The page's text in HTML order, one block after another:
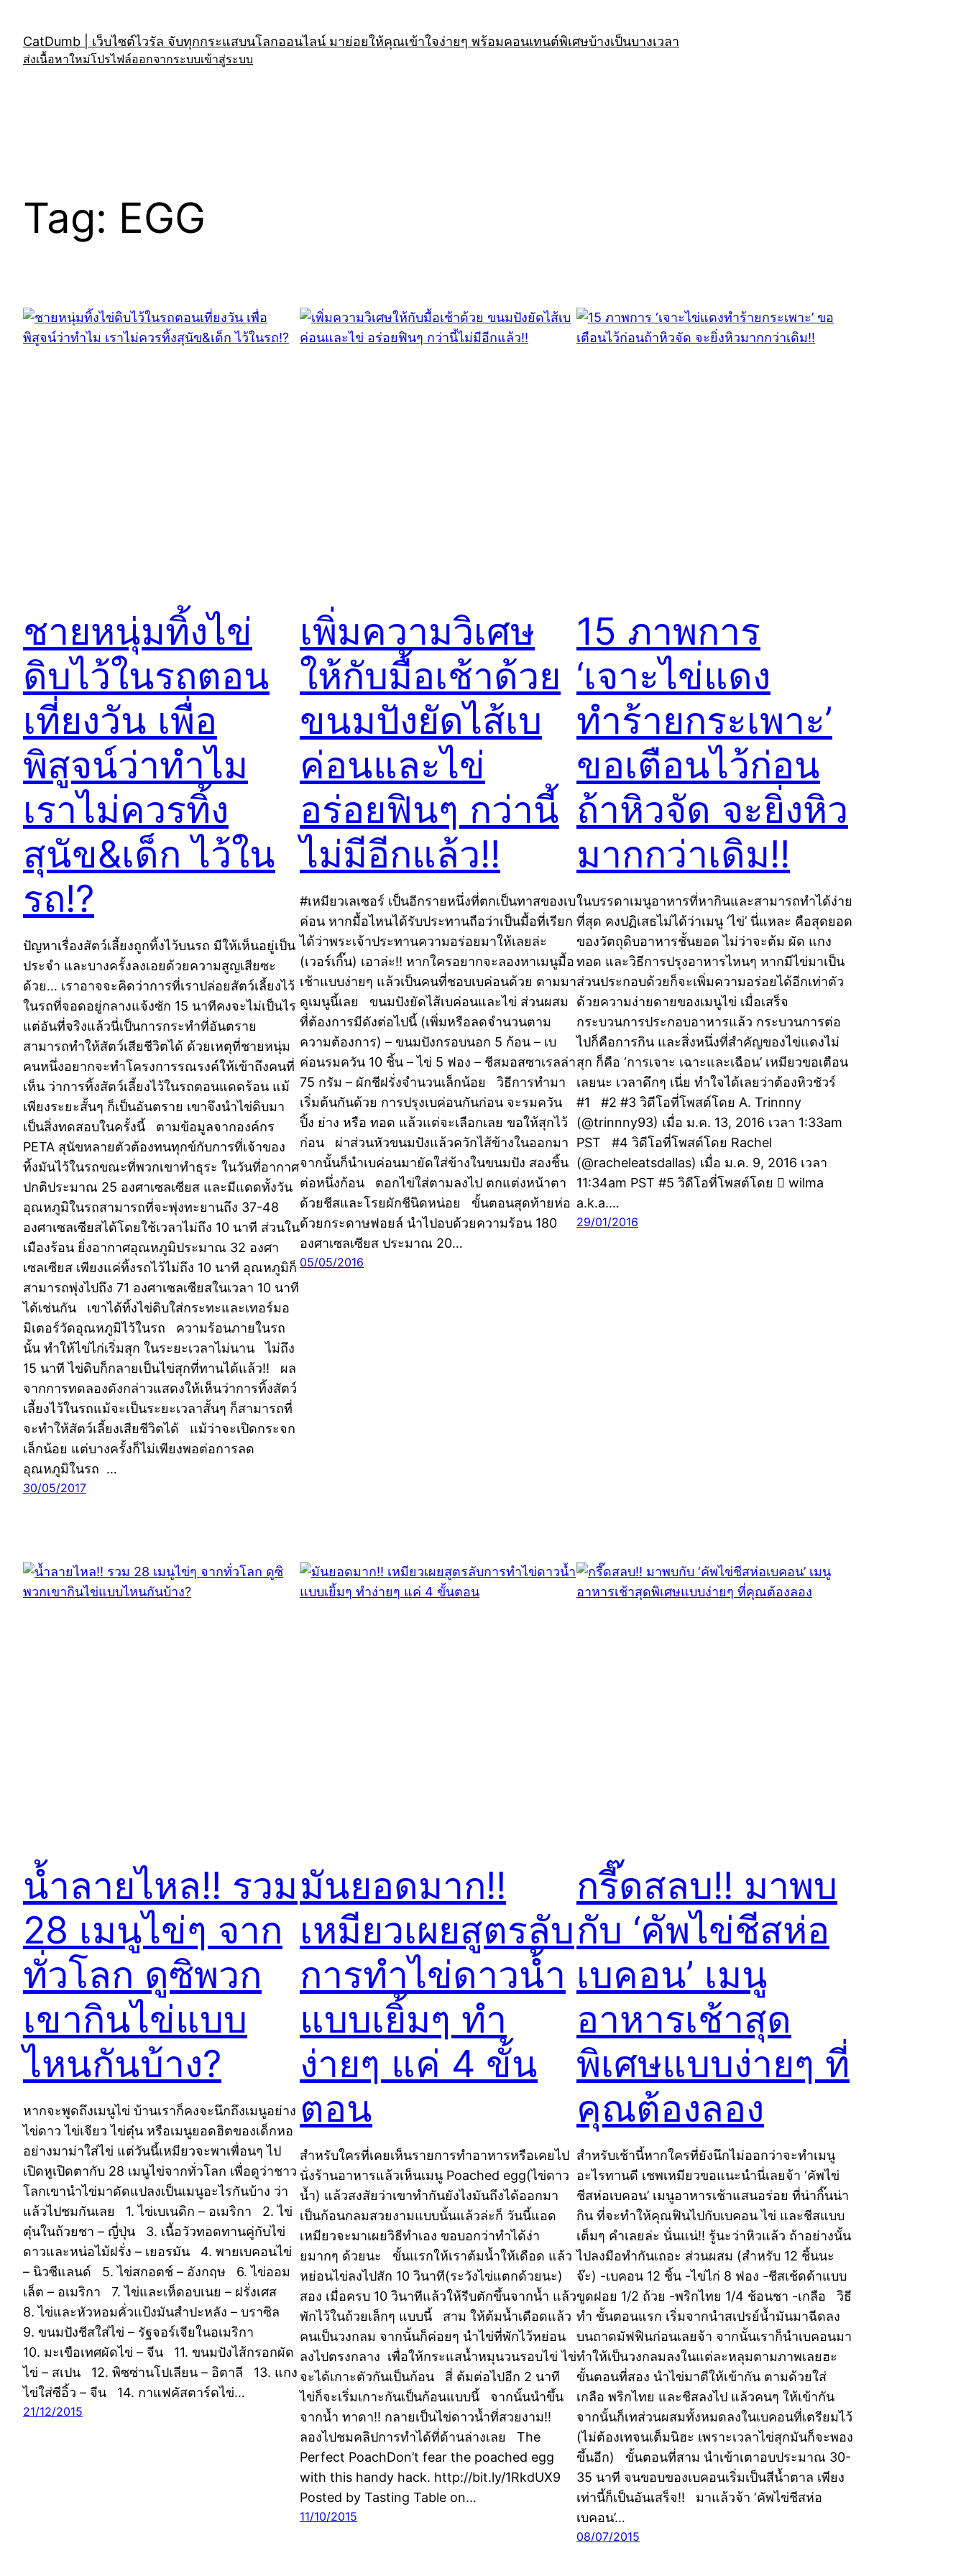
content
CatDumb | เว็บไซต์ไวรัล จับทุกกระแสบนโลกออนไลน์ มาย่อยให้คุณเข้าใจง่ายๆ พร้อมคอนเทนต์พิเศษบ้างเป็นบางเวลา
ส่งเนื้อหาใหม่โปรไฟล์ออกจากระบบเข้าสู่ระบบ
Tag: EGG
ชายหนุ่มทิ้งไข่
ดิบไว้ในรถตอน
เที่ยงวัน เพื่อ
พิสูจน์ว่าทำไม
เราไม่ควรทิ้ง
สุนัข&เด็ก ไว้ใน
รถ!?
ปัญหาเรื่องสัตว์เลี้ยงถูกทิ้งไว้บนรถ มีให้เห็นอยู่เป็น
ประจำ และบางครั้งลงเอยด้วยความสูญเสียซะ
ด้วย… เราอาจจะคิดว่าการที่เราปล่อยสัตว์เลี้ยงไว้
ในรถที่จอดอยู่กลางแจ้งซัก 15 นาทีคงจะไม่เป็นไร
แต่อันที่จริงแล้วนี่เป็นการกระทำที่อันตราย
สามารถทำให้สัตว์เสียชีวิตได้ ด้วยเหตุที่ชายหนุ่ม
คนหนึ่งอยากจะทำโครงการรณรงค์ให้เข้าถึงคนที่
เห็น ว่าการทิ้งสัตว์เลี้ยงไว้ในรถตอนแดดร้อน แม้
เพียงระยะสั้นๆ ก็เป็นอันตราย เขาจึงนำไข่ดิบมา
เป็นสิ่งทดสอบในครั้งนี้ ตามข้อมูลจากองค์กร
PETA สุนัขหลายตัวต้องทนทุกข์กับการที่เจ้าของ
ทิ้งมันไว้ในรถขณะที่พวกเขาทำธุระ ในวันที่อากาศ
ปกติประมาณ 25 องศาเซลเซียส และมีแดดทั้งวัน
อุณหภูมิในรถสามารถที่จะพุ่งทะยานถึง 37-48
องศาเซลเซียสได้โดยใช้เวลาไม่ถึง 10 นาที ส่วนใน
เมืองร้อน ยิ่งอากาศอุณหภูมิประมาณ 32 องศา
เซลเซียส เพียงแค่ทิ้งรถไว้ไม่ถึง 10 นาที อุณหภูมิก็
สามารถพุ่งไปถึง 71 องศาเซลเซียสในเวลา 10 นาที
ได้เช่นกัน เขาได้ทิ้งไข่ดิบใส่กระทะและเทอร์มอ
มิเตอร์วัดอุณหภูมิไว้ในรถ ความร้อนภายในรถ
นั้น ทำให้ไข่ไก่เริ่มสุก ในระยะเวลาไม่นาน ไม่ถึง
15 นาที ไข่ดิบก็กลายเป็นไข่สุกที่ทานได้แล้ว!! ผล
จากการทดลองดังกล่าวแสดงให้เห็นว่าการทิ้งสัตว์
เลี้ยงไว้ในรถแม้จะเป็นระยะเวลาสั้นๆ ก็สามารถที่
จะทำให้สัตว์เลี้ยงเสียชีวิตได้ แม้ว่าจะเปิดกระจก
เล็กน้อย แต่บางครั้งก็ไม่เพียงพอต่อการลด
อุณหภูมิในรถ …
30/05/2017
เพิ่มความวิเศษ
ให้กับมื้อเช้าด้วย
ขนมปังยัดไส้เบ
ค่อนและไข่
อร่อยฟินๆ กว่านี้
ไม่มีอีกแล้ว!!
#เหมียวเลเซอร์ เป็นอีกรายหนึ่งที่ตกเป็นทาสของเบ
ค่อน หากมื้อไหนได้รับประทานถือว่าเป็นมื้อที่เรียก
ได้ว่าพระเจ้าประทานความอร่อยมาให้เลยล่ะ
(เวอร์เกิ๊น) เอาล่ะ!! หากใครอยากจะลองหาเมนูมื้อ
เช้าแบบง่ายๆ แล้วเป็นคนที่ชอบเบค่อนด้วย ตามมา
ดูเมนูนี้เลย ขนมปังยัดไส้เบค่อนและไข่ ส่วนผสม
ที่ต้องการมีดังต่อไปนี้ (เพิ่มหรือลดจำนวนตาม
ความต้องการ) – ขนมปังกรอบนอก 5 ก้อน – เบ
ค่อนรมควัน 10 ชิ้น – ไข่ 5 ฟอง – ชีสมอสซาเรลล่า
75 กรัม – ผักชีฝรั่งจำนวนเล็กน้อย วิธีการทำมา
เริ่มต้นกันด้วย การปรุงเบค่อนกันก่อน จะรมควัน
ปิ้ง ย่าง หรือ ทอด แล้วแต่จะเลือกเลย ขอให้สุกไว้
ก่อน ผ่าส่วนหัวขนมปังแล้วควักไส้ข้างในออกมา
จากนั้นก็นำเบค่อนมายัดใส่ข้างในขนมปัง สองชิ้น
ต่อหนึ่งก้อน ตอกไข่ใส่ตามลงไป ตกแต่งหน้าตา
ด้วยชีสและโรยผักชีนิดหน่อย ขั้นตอนสุดท้ายห่อ
ด้วยกระดาษฟอยล์ นำไปอบด้วยความร้อน 180
องศาเซลเซียส ประมาณ 20…
05/05/2016
15 ภาพการ
‘เจาะไข่แดง
ทำร้ายกระเพาะ’
ขอเตือนไว้ก่อน
ถ้าหิวจัด จะยิ่งหิว
มากกว่าเดิม!!
ในบรรดาเมนูอาหารที่หากินและสามารถทำได้ง่าย
ที่สุด คงปฏิเสธไม่ได้ว่าเมนู ‘ไข่’ นี่แหละ คือสุดยอด
ของวัตถุดิบอาหารชั้นยอด ไม่ว่าจะต้ม ผัด แกง
ทอด และวิธีการปรุงอาหารไหนๆ หากมีไข่มาเป็น
ส่วนประกอบด้วยก็จะเพิ่มความอร่อยได้อีกเท่าตัว
ด้วยความง่ายดายของเมนูไข่ เมื่อเสร็จ
กระบวนการประกอบอาหารแล้ว กระบวนการต่อ
ไปก็คือการกิน และสิ่งหนึ่งที่สำคัญของไข่แดงไม่
สุก ก็คือ ‘การเจาะ เฉาะและเฉือน’ เหมียวขอเตือน
เลยนะ เวลาดึกๆ เนี่ย ทำใจได้เลยว่าต้องหิวชัวร์
#1 #2 #3 วิดีโอที่โพสต์โดย A. Trinnny
(@trinnny93) เมื่อ ม.ค. 13, 2016 เวลา 1:33am
PST #4 วิดีโอที่โพสต์โดย Rachel
(@racheleatsdallas) เมื่อ ม.ค. 9, 2016 เวลา
11:34am PST #5 วิดีโอที่โพสต์โดย  wilma
a.k.a.…
29/01/2016
น้ำลายไหล!! รวม
28 เมนูไข่ๆ จาก
ทั่วโลก ดูซิพวก
เขากินไข่แบบ
ไหนกันบ้าง?
หากจะพูดถึงเมนูไข่ บ้านเราก็คงจะนึกถึงเมนูอย่าง
ไข่ดาว ไข่เจียว ไข่ตุ๋น หรือเมนูยอดฮิตของเด็กหอ
อย่างมาม่าใส่ไข่ แต่วันนี้เหมียวจะพาเพื่อนๆ ไป
เปิดหูเปิดตากับ 28 เมนูไข่จากทั่วโลก เพื่อดูว่าชาว
โลกเขานำไข่มาดัดแปลงเป็นเมนูอะไรกันบ้าง ว่า
แล้วไปชมกันเลย 1. ไข่เบเนดิก – อเมริกา 2. ไข่
ตุ๋นในถ้วยชา – ญี่ปุ่น 3. เนื้อวัวทอดทานคู่กับไข่
ดาวและหน่อไม้ฝรั่ง – เยอรมัน 4. พายเบคอนไข่
– นิวซีแลนด์ 5. ไข่สกอตช์ – อังกฤษ 6. ไข่ออม
เล็ต – อเมริกา 7. ไข่และเห็ดอบเนย – ฝรั่งเศส
8. ไข่และหัวหอมคั่วแป้งมันสำปะหลัง – บราซิล
9. ขนมปังชีสใส่ไข่ – รัฐจอร์เจียในอเมริกา
10. มะเขือเทศผัดไข่ – จีน 11. ขนมปังไส้กรอกผัด
ไข่ – สเปน 12. พิซซ่านโปเลียน – อิตาลี 13. แกง
ไข่ใส่ซีอิ้ว – จีน 14. กาแฟคัสตาร์ดไข่…
21/12/2015
มันยอดมาก!!
เหมียวเผยสูตรลับ
การทำไข่ดาวน้ำ
แบบเยิ้มๆ ทำ
ง่ายๆ แค่ 4 ขั้น
ตอน
สำหรับใครที่เคยเห็นรายการทำอาหารหรือเคยไป
นั่งร้านอาหารแล้วเห็นเมนู Poached egg(ไข่ดาว
น้ำ) แล้วสงสัยว่าเขาทำกันยังไงมันถึงได้ออกมา
เป็นก้อนกลมสวยงามแบบนั้นแล้วล่ะก็ วันนี้แอด
เหมียวจะมาเผยวิธีทำเอง ขอบอกว่าทำได้ง่า
ยมากๆ ด้วยนะ ขั้นแรกให้เราต้มน้ำให้เดือด แล้ว
หย่อนไข่ลงไปสัก 10 วินาที(ระวังไข่แตกด้วยนะ)
สอง เมื่อครบ 10 วินาทีแล้วให้รีบตักขึ้นจากน้ำ แล้ว
พักไว้ในถ้วยเล็กๆ แบบนี้ สาม ให้ต้มน้ำเดือดแล้ว
คนเป็นวงกลม จากนั้นก็ค่อยๆ นำไข่ที่พักไว้หย่อน
ลงไปตรงกลาง เพื่อให้กระแสน้ำหมุนวนรอบไข่ ไข่
จะได้เกาะตัวกันเป็นก้อน สี่ ต้มต่อไปอีก 2 นาที
ไข่ก็จะเริ่มเกาะกันเป็นก้อนแบบนี้ จากนั้นนำขึ้น
จากน้ำ ทาดา!! กลายเป็นไข่ดาวน้ำที่สวยงาม!!
ลองไปชมคลิปการทำได้ที่ด้านล่างเลย The
Perfect PoachDon’t fear the poached egg
with this handy hack. http://bit.ly/1RkdUX9
Posted by Tasting Table on…
11/10/2015
กรี๊ดสลบ!! มาพบ
กับ ‘คัพไข่ชีสห่อ
เบคอน’ เมนู
อาหารเช้าสุด
พิเศษแบบง่ายๆ ที่
คุณต้องลอง
สำหรับเช้านี้หากใครที่ยังนึกไม่ออกว่าจะทำเมนู
อะไรทานดี เชพเหมียวขอแนะนำนี่เลยจ้า ‘คัพไข่
ชีสห่อเบคอน’ เมนูอาหารเช้าแสนอร่อย ที่น่ากิ๊นน่า
กิน ที่จะทำให้คุณฟินไปกับเบคอน ไข่ และชีสแบบ
เต็มๆ คำเลยล่ะ นั่นแน่!! รู้นะว่าหิวแล้ว ถ้าอย่างนั้น
ไปลงมือทำกันเถอะ ส่วนผสม (สำหรับ 12 ชิ้นนะ
จ๊ะ) -เบคอน 12 ชิ้น -ไข่ไก่ 8 ฟอง -ชีสเช้ดด้าแบบ
ขูดฝอย 1/2 ถ้วย -พริกไทย 1/4 ช้อนชา -เกลือ วิธี
ทำ ขั้นตอนแรก เริ่มจากนำสเปรย์น้ำมันมาฉีดลง
บนถาดมัฟฟินก่อนเลยจ้า จากนั้นเราก็นำเบคอนมา
ทำให้เป็นวงกลมลงในแต่ละหลุมตามภาพเลยฮะ
ขั้นตอนที่สอง นำไข่มาตีให้เข้ากัน ตามด้วยใส่
เกลือ พริกไทย และชีสลงไป แล้วคนๆ ให้เข้ากัน
จากนั้นก็เทส่วนผสมทั้งหมดลงในเบคอนที่เตรียมไว้
(ไม่ต้องเทจนเต็มนิฮะ เพราะเวลาไข่สุกมันก็จะพอง
ขึ้นอีก) ขั้นตอนที่สาม นำเข้าเตาอบประมาณ 30-
35 นาที จนขอบของเบคอนเริ่มเป็นสีน้ำตาล เพียง
เท่านี้ก็เป็นอันเสร็จ!! มาแล้วจ้า ‘คัพไข่ชีสห่อ
เบคอน’…
08/07/2015